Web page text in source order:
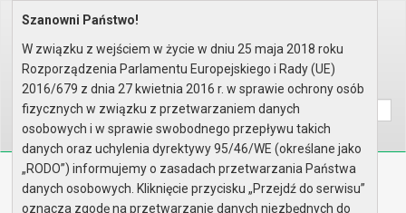
Home Organy Rada Miejska
Protokół z obrad
Wyszukaj na stronie:
AAA
Biuletyn Informacji Publicznej
Urząd Miasta i Gminy w Gryfinie
Szanowni Państwo!
W związku z wejściem w życie w dniu 25 maja 2018 roku
Rozporządzenia Parlamentu Europejskiego i Rady (UE)
2016/679 z dnia 27 kwietnia 2016 r. w sprawie ochrony osób
fizycznych w związku z przetwarzaniem danych
osobowych i w sprawie swobodnego przepływu takich
danych oraz uchylenia dyrektywy 95/46/WE (określane jako
„RODO”) informujemy o zasadach przetwarzania Państwa
danych osobowych. Kliknięcie przycisku „Przejdź do serwisu”
oznacza zgodę na przetwarzanie danych niezbędnych do